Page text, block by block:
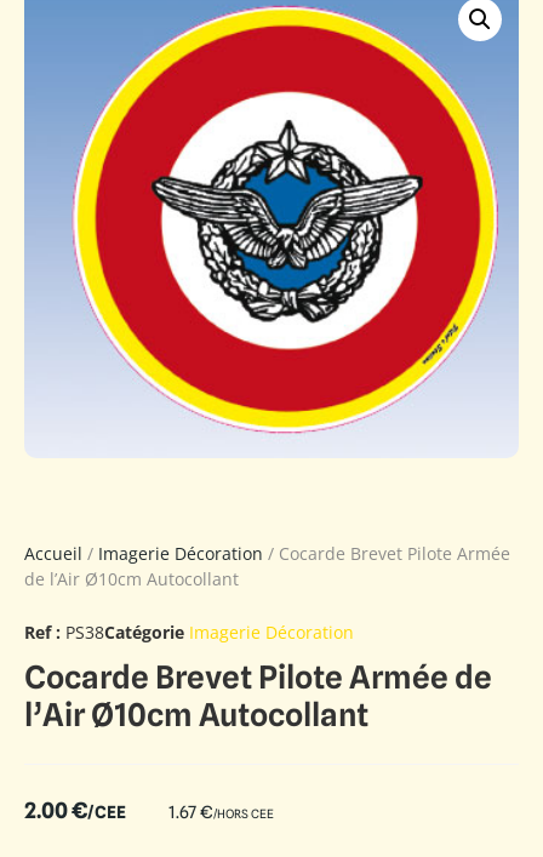
Accueil / Imagerie Décoration / Cocarde Brevet Pilote Armée
de l’Air Ø10cm Autocollant
Ref : PS38Catégorie Imagerie Décoration
Cocarde Brevet Pilote Armée de
l’Air Ø10cm Autocollant
2.00€/CEE 1.67€/HORS CEE